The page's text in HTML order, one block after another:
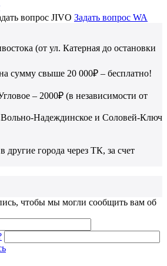
вопрос JIVO Задать вопрос WA
(от ул. Катерная до остановки
сумму свыше 20 000₽ – бесплатно!
– 2000₽ (в независимости от
Надеждинское и Соловей-Ключ
города через ТК, за счет
чтобы мы могли сообщить вам об